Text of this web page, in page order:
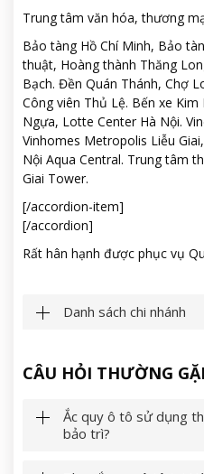
Trung tâm văn hóa, thương
Bảo tàng Hồ Chí Minh, Bảo
thuật, Hoàng thành Thăng
Bạch. Đền Quán Thánh, Chợ
Công viên Thủ Lệ. Bến xe
Ngựa, Lotte Center Hà Nội.
Vinhomes Metropolis Liễu
Nội Aqua Central. Trung tâm
Giai Tower.
[/accordion-item]
[/accordion]
Rất hân hạnh được phục vụ
Danh sách chi nhánh
CÂU HỎI THƯỜNG
Ắc quy ô tô sử dụng
bảo trì?